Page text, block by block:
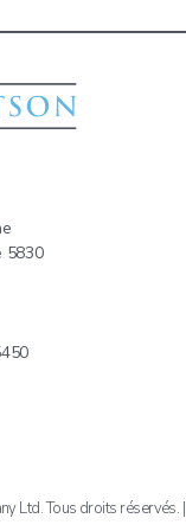
5830
Ltd. Tous droits réservés. |